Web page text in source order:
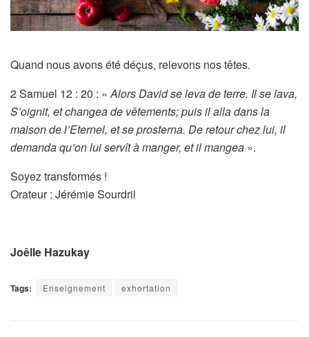
Quand nous avons été déçus, relevons nos têtes.
2 Samuel 12 : 20 : «Alors David se leva de terre. Il se lava,
S’oignit, et changea de vêtements; puis il alla dans la
maison de l’Eternel, et se prosterna. De retour chez lui, il
demanda qu’on lui servît à manger, et il mangea ».
Soyez transformés !
Orateur : Jérémie Sourdril
Joêlle Hazukay
Tags: Enseignement exhortation